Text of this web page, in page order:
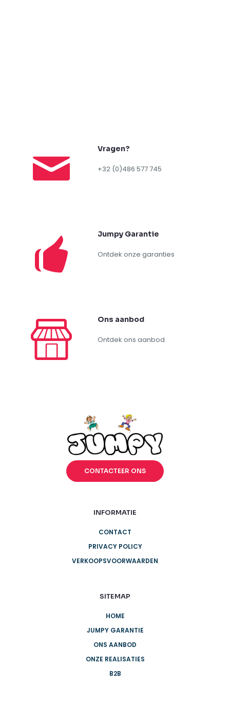
Vragen?
+32 (0)486 577 745
Jumpy Garantie
Ontdek onze garanties
Ons aanbod
Ontdek ons aanbod
CONTACTEER ONS
INFORMATIE
CONTACT
PRIVACY POLICY
VERKOOPSVOORWAARDEN
SITEMAP
HOME
JUMPY GARANTIE
ONS AANBOD
ONZE REALISATIES
B2B